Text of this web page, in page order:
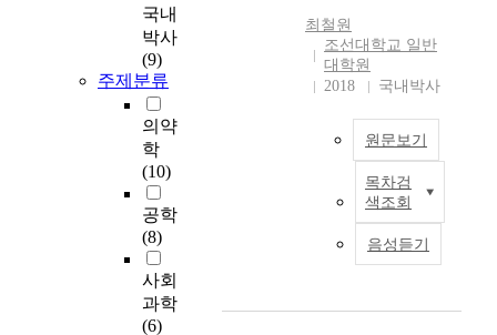
국내
박사
(9)
주제분류
의약
학
(10)
공학
(8)
사회
과학
(6)
최철원
조선대학교 일반
대학원
2018
국내박사
원문보기
목차검
색조회
음성듣기